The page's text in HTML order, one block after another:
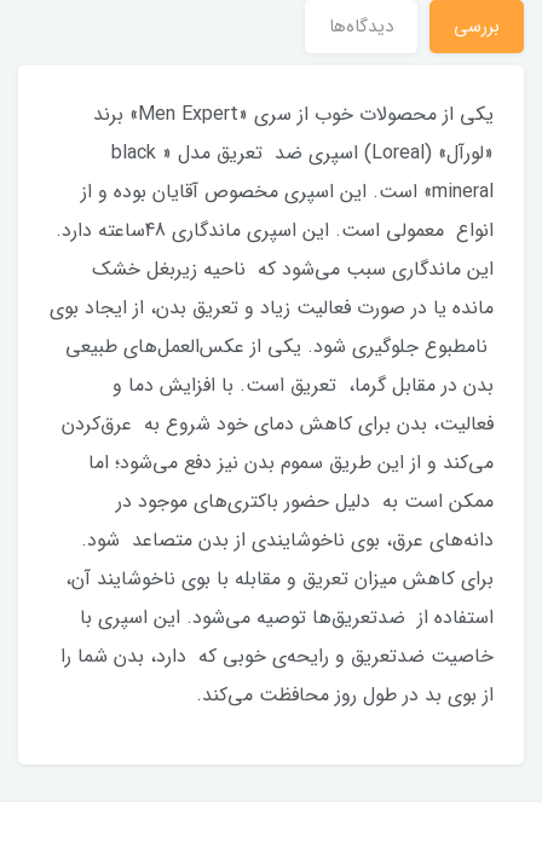
بررسی دیدگاه‌ها
یکی از محصولات خوب از سری «Men Expert» برند
«لورآل» (Loreal) اسپری ضد تعریق مدل « black
mineral» است. این اسپری مخصوص آقایان بوده و از
انواع معمولی است. این اسپری ماندگاری 48ساعته دارد.
این ماندگاری سبب می‌شود که ناحیه زیربغل خشک
مانده یا در صورت فعالیت زیاد و تعریق بدن، از ایجاد بوی
نامطبوع جلوگیری شود. یکی از عکس‌العمل‌های طبیعی‌‌
بدن در مقابل گرما، تعریق است. با افزایش دما و
فعالیت، بدن برای کاهش دمای خود شروع به عرق‌کردن
می‌کند و از این طریق سموم بدن نیز دفع می‌شود؛ اما
ممکن است به دلیل حضور باکتری‌های موجود در
دانه‌های عرق، بوی ناخوشایندی از بدن متصاعد شود.
برای کاهش میزان تعریق و مقابله با بوی ناخوشایند آن،
استفاده از ضدتعریق‌ها توصیه می‌شود. این اسپری با
خاصیت ضدتعریق و رایحه‌ی خوبی که دارد، بدن شما را
از بوی بد در طول روز محافظت می‌کند.